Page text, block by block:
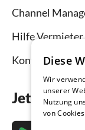
Channel
Hilfe Vermieter
Kontakt
Jetzt die
Diese
Wir
unserer
Nutzung
von